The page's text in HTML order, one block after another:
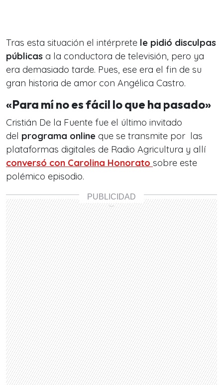
Tras esta situación el intérprete le pidió disculpas
públicas a la conductora de televisión, pero ya
era demasiado tarde. Pues, ese era el fin de su
gran historia de amor con Angélica Castro.
«Para mí no es fácil lo que ha pasado»
Cristián De la Fuente fue el último invitado
del programa online que se transmite por las
plataformas digitales de Radio Agricultura y allí
conversó con Carolina Honorato sobre este
polémico episodio.